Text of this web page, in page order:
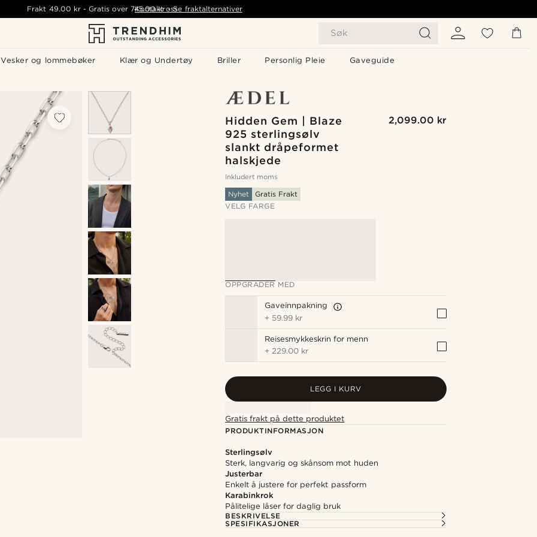
Søk
Vesker og lommebøker Klær og Undertøy Briller Personlig Pleie Gaveguide
Frakt 49.00 kr- Gratis over 745.00 kr - Se fraktalternativer
Kontakt oss
Hidden Gem | Blaze
925 sterlingsølv
slankt dråpeformet
halskjede
2,099.00 kr
Inkludert moms
Nyhet
Gratis Frakt
VELG FARGE
OPPGRADER MED
Gaveinnpakning
+ 59.99 kr
Reisesmykkeskrin for menn
+ 229.00 kr
LEGG I KURV
Gratis frakt på dette produktet
PRODUKTINFORMASJON
Sterlingsølv
Sterk, langvarig og skånsom mot huden
Justerbar
Enkelt å justere for perfekt passform
Karabinkrok
Pålitelige låser for daglig bruk
BESKRIVELSE
SPESIFIKASJONER